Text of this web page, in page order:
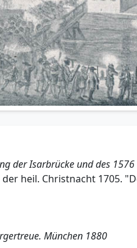
der Isarbrücke und des
heil. Christnacht 1705.
München 1880